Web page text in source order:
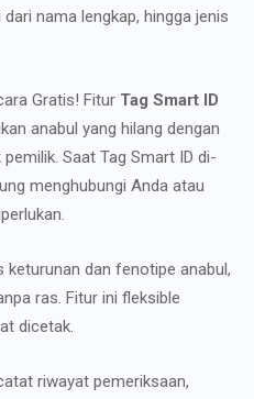
nama lengkap, hingga jenis
Gratis! Fitur Tag Smart ID
anabul yang hilang dengan
Saat Tag Smart ID di-
menghubungi Anda atau
keturunan dan fenotipe anabul,
ras. Fitur ini fleksible
dicetak.
riwayat pemeriksaan,